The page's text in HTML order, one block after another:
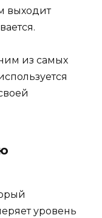
выходит
из самых
уровень